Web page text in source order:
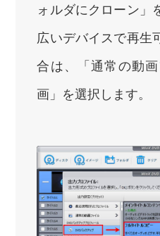
ォルダにクローン」
広いデバイスで再生
合は、「通常の動
画」を選択します。